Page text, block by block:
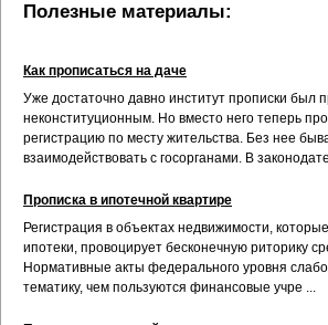
Полезные материалы:
Как прописаться на даче
Уже достаточно давно институт прописки был
неконституционным. Но вместо него теперь
регистрацию по месту жительства. Без нее
взаимодействовать с госорганами. В
Прописка в ипотечной квартире
Регистрация в объектах недвижимости,
ипотеки, провоцирует бесконечную риторику
Нормативные акты федерального уровня
тематику, чем пользуются финансовые учре ...